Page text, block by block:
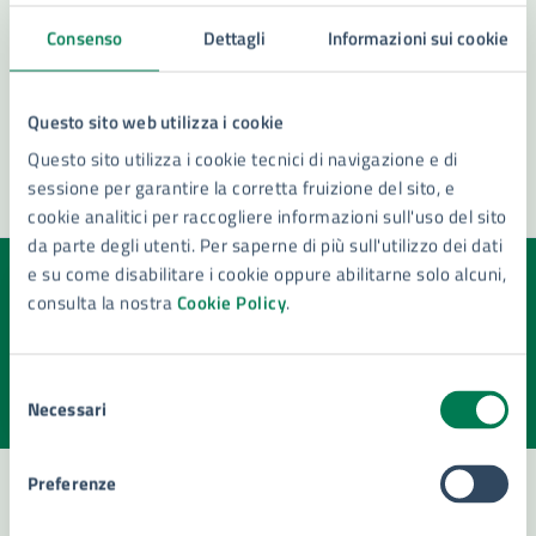
Consenso Dettagli Informazioni sui cookie
Questo sito web utilizza i cookie
Questo sito utilizza i cookie tecnici di navigazione e di
sessione per garantire la corretta fruizione del sito, e
cookie analitici per raccogliere informazioni sull'uso del sito
da parte degli utenti. Per saperne di più sull'utilizzo dei dati
e su come disabilitare i cookie oppure abilitarne solo alcuni,
consulta la nostraCookie Policy.
del
consenso
Necessari
Preferenze
Quanto sono chiare le informazioni su questa
Seleziona il numero di stelle per valutare la chiarezza delle
Valuta 3 stelle su 5
Valuta 2 stelle su 5
Valuta 1 stelle su 5